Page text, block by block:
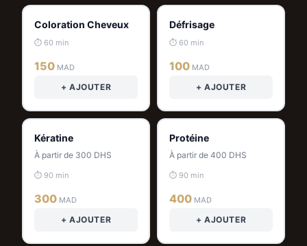
Coloration Cheveux
⏱ 60 min
150 MAD
+ AJOUTER
Défrisage
⏱ 60 min
100 MAD
+ AJOUTER
Kératine
À partir de 300 DHS
⏱ 90 min
300 MAD
+ AJOUTER
Protéine
À partir de 400 DHS
⏱ 90 min
400 MAD
+ AJOUTER